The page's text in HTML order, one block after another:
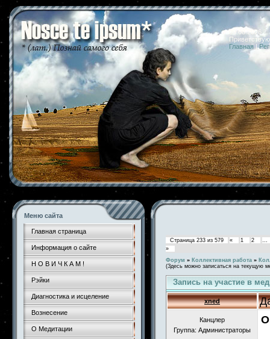
09.08.2026
Главная |
Меню сайта
Главная страница
Информация о сайте
Н О В И Ч К А М !
Рэйки
Диагностика и исцеление
Вознесение
О Медитации
Страница 233 из 579 « 1 2
…
»
Форум » Коллективная работа »
(Здесь можно записаться на текущую
Запись на участие в
xned
Канцлер
Группа: Администраторы
О